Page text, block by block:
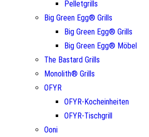
Pelletgrills
Big Green Egg® Grills
Big Green Egg® Grills
Big Green Egg® Möbel
The Bastard Grills
Monolith® Grills
OFYR
OFYR-Kocheinheiten
OFYR-Tischgrill
Ooni